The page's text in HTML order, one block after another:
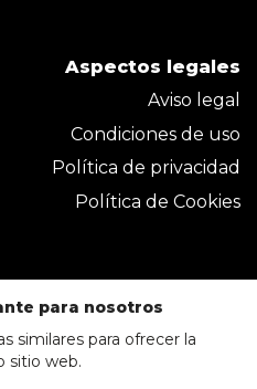
Aspectos legales
Aviso legal
Condiciones de uso
Política de privacidad
Política de Cookies
para nosotros
similares para ofrecer la
sitio web.